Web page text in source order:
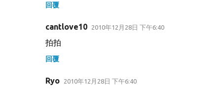
回覆
cantlove10 2010年12月28日 下午6:40
拍拍
回覆
Ryo 2010年12月28日 下午6:40